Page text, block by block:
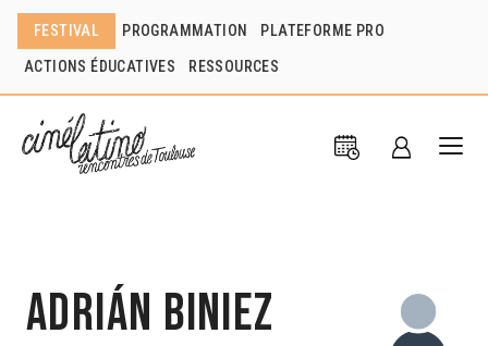
FESTIVAL PROGRAMMATION PLATEFORME PRO
ACTIONS ÉDUCATIVES RESSOURCES
Adrián Biniez